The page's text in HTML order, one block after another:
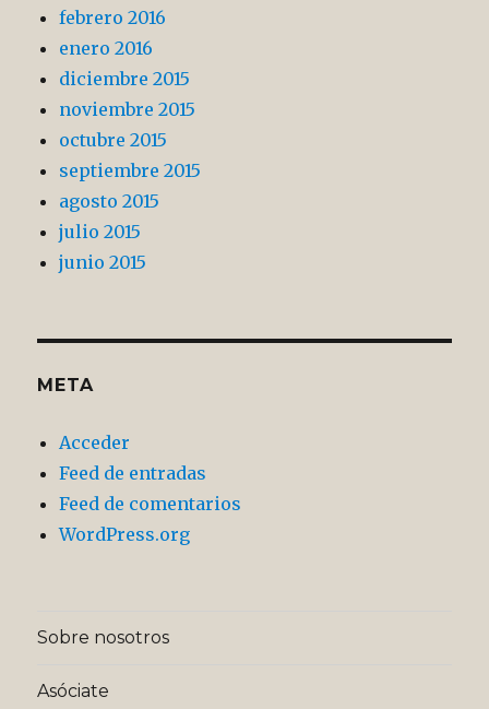
febrero 2016
enero 2016
diciembre 2015
noviembre 2015
octubre 2015
septiembre 2015
agosto 2015
julio 2015
junio 2015
META
Acceder
Feed de entradas
Feed de comentarios
WordPress.org
Sobre nosotros
Asóciate